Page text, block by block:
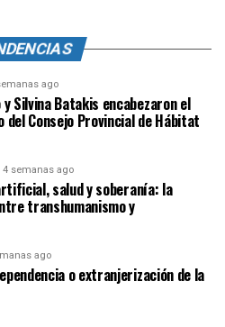
ago
Silvina Batakis encabezaron el
del Consejo Provincial de Hábitat
4 semanas ago
salud y soberanía: la
transhumanismo y
ago
o extranjerización de la